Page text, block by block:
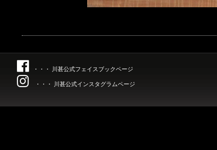
・・・ 川甚公式フェイスブックページ
・・・ 川甚公式インスタグラムページ